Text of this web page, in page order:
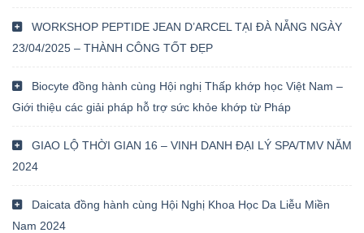
WORKSHOP PEPTIDE JEAN D’ARCEL TẠI ĐÀ NẴNG NGÀY
23/04/2025 – THÀNH CÔNG TỐT ĐẸP
Biocyte đồng hành cùng Hội nghị Thấp khớp học Việt Nam –
Giới thiệu các giải pháp hỗ trợ sức khỏe khớp từ Pháp
GIAO LỘ THỜI GIAN 16 – VINH DANH ĐẠI LÝ SPA/TMV NĂM
2024
Daicata đồng hành cùng Hội Nghị Khoa Học Da Liễu Miền
Nam 2024